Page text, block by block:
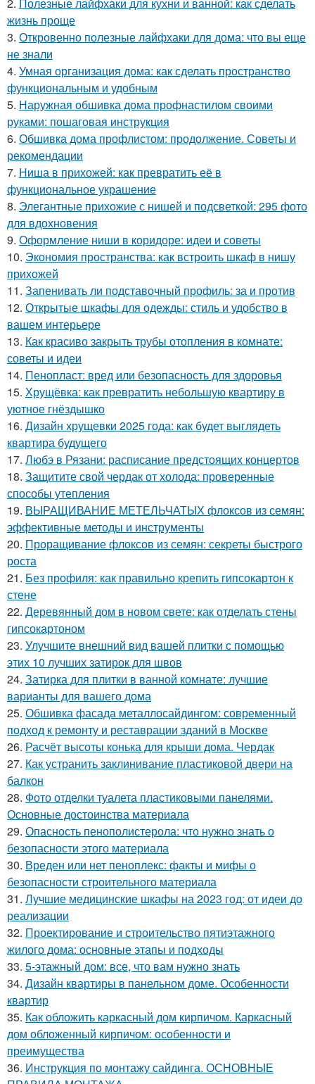
жизнь проще
3. Откровенно полезные лайфхаки для дома: что вы еще
не знали
4. Умная организация дома: как сделать пространство
функциональным и удобным
5. Наружная обшивка дома профнастилом своими
руками: пошаговая инструкция
6. Обшивка дома профлистом: продолжение. Советы и
рекомендации
7. Ниша в прихожей: как превратить её в
функциональное украшение
8. Элегантные прихожие с нишей и подсветкой: 295 фото
для вдохновения
9. Оформление ниши в коридоре: идеи и советы
10. Экономия пространства: как встроить шкаф в нишу
прихожей
11. Запенивать ли подставочный профиль: за и против
12. Открытые шкафы для одежды: стиль и удобство в
вашем интерьере
13. Как красиво закрыть трубы отопления в комнате:
советы и идеи
14. Пенопласт: вред или безопасность для здоровья
15. Хрущёвка: как превратить небольшую квартиру в
уютное гнёздышко
16. Дизайн хрущевки 2025 года: как будет выглядеть
квартира будущего
17. Любэ в Рязани: расписание предстоящих концертов
18. Защитите свой чердак от холода: проверенные
способы утепления
19. ВЫРАЩИВАНИЕ МЕТЕЛЬЧАТЫХ флоксов из семян:
эффективные методы и инструменты
20. Проращивание флоксов из семян: секреты быстрого
роста
21. Без профиля: как правильно крепить гипсокартон к
стене
22. Деревянный дом в новом свете: как отделать стены
гипсокартоном
23. Улучшите внешний вид вашей плитки с помощью
этих 10 лучших затирок для швов
24. Затирка для плитки в ванной комнате: лучшие
варианты для вашего дома
25. Обшивка фасада металлосайдингом: современный
подход к ремонту и реставрации зданий в Москве
26. Расчёт высоты конька для крыши дома. Чердак
27. Как устранить заклинивание пластиковой двери на
балкон
28. Фото отделки туалета пластиковыми панелями.
Основные достоинства материала
29. Опасность пенополистерола: что нужно знать о
безопасности этого материала
30. Вреден или нет пеноплекс: факты и мифы о
безопасности строительного материала
31. Лучшие медицинские шкафы на 2023 год: от идеи до
реализации
32. Проектирование и строительство пятиэтажного
жилого дома: основные этапы и подходы
33. 5-этажный дом: все, что вам нужно знать
34. Дизайн квартиры в панельном доме. Особенности
квартир
35. Как обложить каркасный дом кирпичом. Каркасный
дом обложенный кирпичом: особенности и
преимущества
36. Инструкция по монтажу сайдинга. ОСНОВНЫЕ